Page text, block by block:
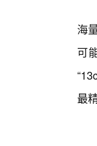
海
可
最